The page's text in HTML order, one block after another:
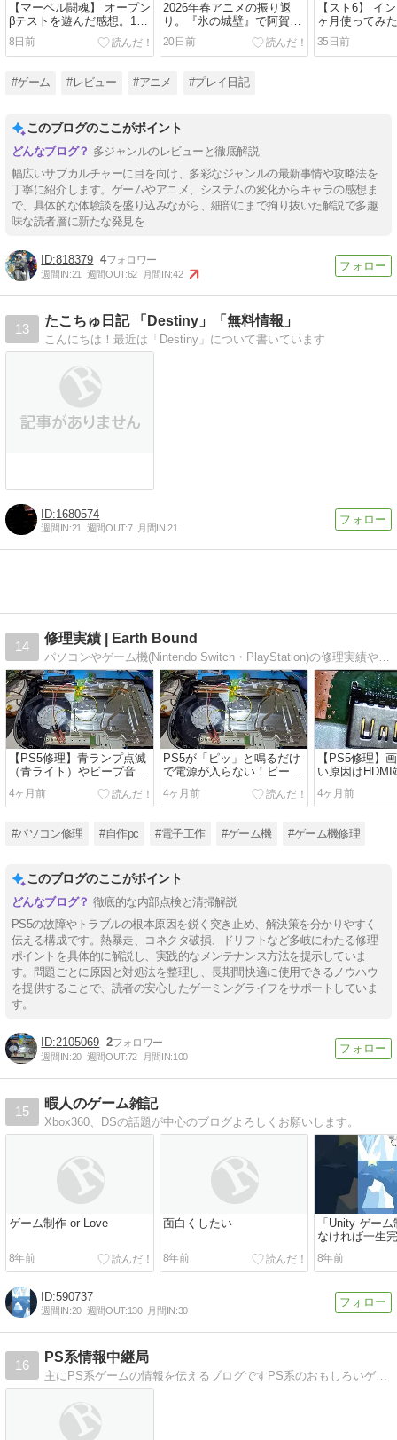
【マーベル闘魂】 オープン
βテストを遊んだ感想。1人
操作でも割と戦える、仲間
を増やしていくゲーム。
8日前
2026年春アニメの振り返
り。『氷の城壁』で阿賀沢
紅茶作品にまた心を掴まれ
た。
20日前
【スト6】 イ
ヶ月使ってみ
ムやSA2が面
通常技は頼り
35日前
#ゲーム #レビュー #アニメ #プレイ日記
このブログのここがポイント
多ジャンルのレビューと徹底解説
幅広いサブカルチャーに目を向け、多彩なジャンルの最新事情や攻略法を
丁寧に紹介します。ゲームやアニメ、システムの変化からキャラの感想ま
で、具体的な体験談を盛り込みながら、細部にまで拘り抜いた解説で多趣
味な読者層に新たな発見を
818379 4
週間IN:21 週間OUT:62 月間IN:42
13
たこちゅ日記 「Destiny」「無料情報」
こんにちは！最近は「Destiny」について書いています
1680574
週間IN:21 週間OUT:7 月間IN:21
14
修理実績 | Earth Bound
パソコンやゲーム機(Nintendo Switch・PlayStation)の修理実績やコラム等を書いております。
【PS5修理】青ランプ点滅
（青ライト）やビープ音故
障を基板修理で解決！電源
が入らないBLOD等の修理
4ヶ月前
PS5が「ピッ」と鳴るだけ
で電源が入らない！ビープ
音故障やBLODを基板修理
で解決
4ヶ月前
【PS5修理】
い原因はHDMI
な基板修理で
4ヶ月前
#パソコン修理 #自作pc #電子工作 #ゲーム機 #ゲーム機修理
このブログのここがポイント
徹底的な内部点検と清掃解説
PS5の故障やトラブルの根本原因を鋭く突き止め、解決策を分かりやすく
伝える構成です。熱暴走、コネクタ破損、ドリフトなど多岐にわたる修理
ポイントを具体的に解説し、実践的なメンテナンス方法を提示していま
す。問題ごとに原因と対処法を整理し、長期間快適に使用できるノウハウ
を提供することで、読者の安心したゲーミングライフをサポートしていま
す。
2105069 2
週間IN:20 週間OUT:72 月間IN:100
15
暇人のゲーム雑記
Xbox360、DSの話題が中心のブログよろしくお願いします。
ゲーム制作 or Love
8年前
面白くしたい
8年前
「Unity ゲー
なければ一生
やってみれば
かなる
8年前
590737
週間IN:20 週間OUT:130 月間IN:30
16
PS系情報中継局
主にPS系ゲームの情報を伝えるブログですPS系のおもしろいゲームを探すための情報を集めるブログです。